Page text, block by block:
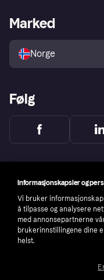
Utforsk butikker
Merchant portal
Marked
Norge
Følg
Informasjonskapsler og
Vi bruker
å tilpasse og analysere
med annonsepartnerne
brukerinnstillingene dine
helst.